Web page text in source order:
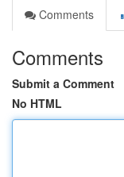
Comments
Comments
Submit a Comment
No HTML